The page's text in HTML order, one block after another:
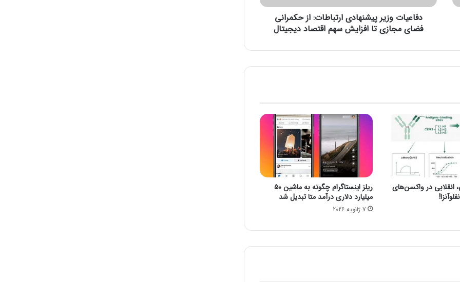
ز
ی
د
ی
ا
ر
ب
ط
ا
ز
دفاعیات وزیر پیشنهادی ارتباطات: از حکمرانی
فضای مجازی تا افزایش سهم اقتصاد دیجیتال
در واکسن‌های
ریلز اینستاگرام چگونه به ماشین ۵۰
میلیارد دلاری درآمد متا تبدیل شد
7 ژانویه 2026